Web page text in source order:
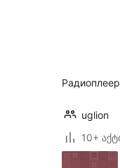
uglion
10+